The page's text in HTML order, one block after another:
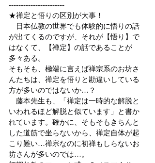
-----------------------
★禅定と悟りの区別が大事！
日本仏教の世界でも体験的に悟りの話
が出てくるのですが、それが【悟り】で
はなくて、【禅定】の話であることが
多々ある。
そもそも、極端に言えば禅宗系のお坊さ
んたちは、禅定を悟りと勘違いしている
方が多いのではないか…？
藤本先生も、「禅定は一時的な解脱と
いわれるほど解脱と似ています」と書か
れています。確かに、そもそもきちんと
した道筋で坐らないから、禅定自体が起
こり難い…禅宗なのに初禅もしらないお
坊さんが多いのでは…。